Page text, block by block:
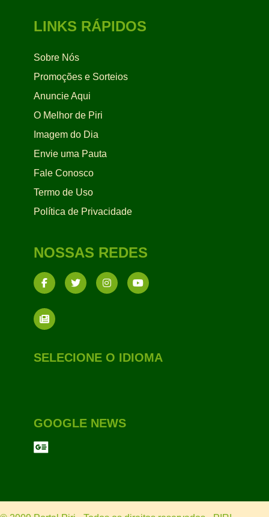
LINKS RÁPIDOS
Sobre Nós
Promoções e Sorteios
Anuncie Aqui
O Melhor de Piri
Imagem do Dia
Envie uma Pauta
Fale Conosco
Termo de Uso
Política de Privacidade
NOSSAS REDES
SELECIONE O IDIOMA
GOOGLE NEWS